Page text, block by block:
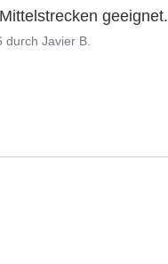
geeignet.
durchJavier B.